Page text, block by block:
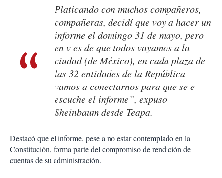
Platicando con muchos compañeros,
compañeras, decidí que voy a hacer un
informe el domingo 31 de mayo, pero
en v es de que todos vayamos a la
ciudad (de México), en cada plaza de
las 32 entidades de la República
vamos a conectarnos para que se e
escuche el informe”, expuso
Sheinbaum desde Teapa.
Destacó que el informe, pese a no estar contemplado en la
Constitución, forma parte del compromiso de rendición de
cuentas de su administración.